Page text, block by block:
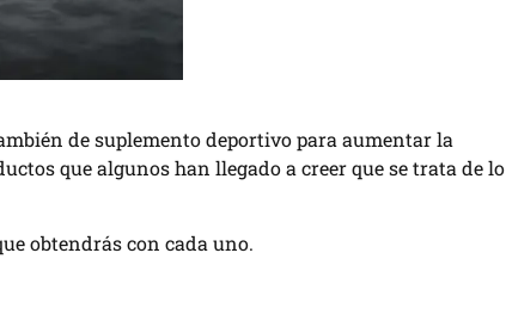
de suplemento deportivo para aumentar la
que algunos han llegado a creer que se trata de lo
obtendrás con cada uno.